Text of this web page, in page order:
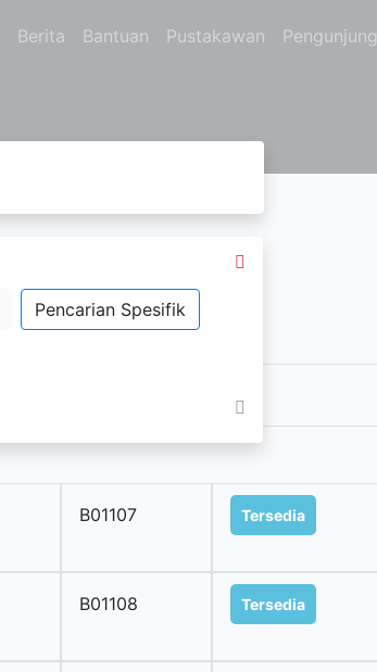
Berita Bantuan Pustakawan Pengunjung
Pencarian Spesifik
B01107 Tersedia
B01108 Tersedia